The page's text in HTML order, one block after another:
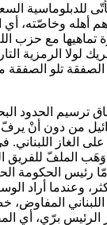
للدبلوماسية
أهله وخاصّته، أي
مع حزب
لولا الرمزية
الصفقة تلو
ترسيم الحدود
من دون أنْ
الغاز اللبناني.
الملفّ للفريق
رئيس الحكومة
وعندما أراد
المفاوض،
برّي، أي